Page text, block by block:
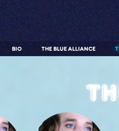
THE BLUE ALLIANCE
BIO